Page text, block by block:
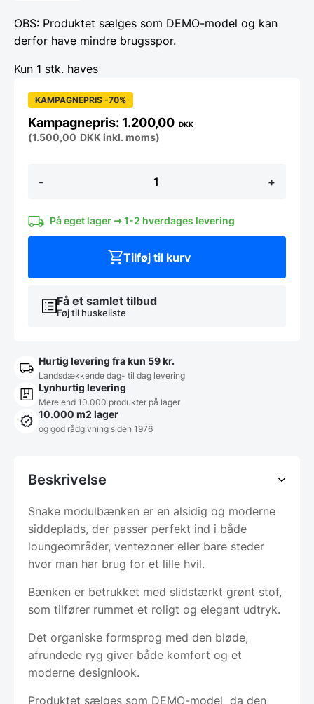
OBS: Produktet sælges som DEMO-model og kan
derfor have mindre brugsspor.
Kun 1 stk. haves
-
Snake
i
+
KAMPAGNEPRIS -70%
1.200,00 DKK
(1.500,00 DKK inkl. moms)
På eget lager ➞ 1-2 hverdages levering
Få et samlet tilbud
Føj til huskeliste
Tilføj til kurv
Hurtig levering fra kun 59 kr.
Landsdækkende dag- til dag levering
Lynhurtig levering
Mere end 10.000 produkter på lager
10.000 m2 lager
og god rådgivning siden 1976
Beskrivelse
Snake modulbænken er en alsidig og moderne
siddeplads, der passer perfekt ind i både
loungeområder, ventezoner eller bare steder
hvor man har brug for et lille hvil.
Bænken er betrukket med slidstærkt grønt stof,
som tilfører rummet et roligt og elegant udtryk.
Det organiske formsprog med den bløde,
afrundede ryg giver både komfort og et
moderne designlook.
Produktet sælges som DEMO-model da den